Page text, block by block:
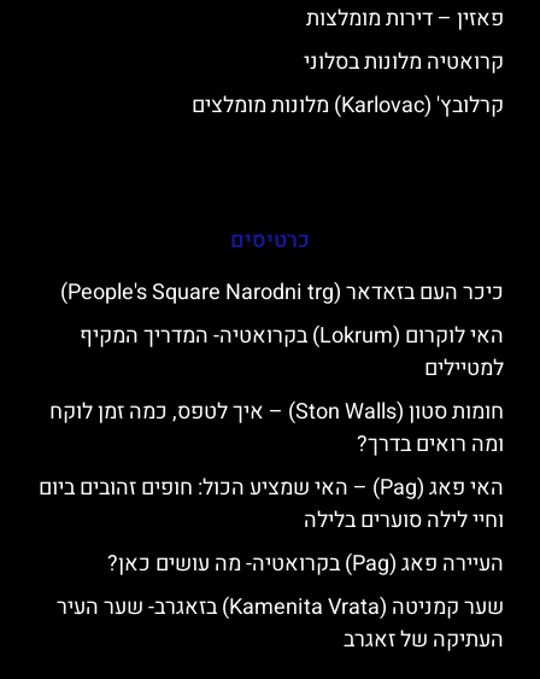
פאזין – דירות מומלצות
קרואטיה מלונות בסלוני
קרלובץ' (Karlovac) מלונות מומלצים
כרטיסים
כיכר העם בזאדאר (People's Square Narodni trg)
האי לוקרום (Lokrum) בקרואטיה- המדריך המקיף
למטיילים
חומות סטון (Ston Walls) – איך לטפס, כמה זמן לוקח
ומה רואים בדרך?
האי פאג (Pag) – האי שמציע הכול: חופים זהובים ביום
וחיי לילה סוערים בלילה
העיירה פאג (Pag) בקרואטיה- מה עושים כאן?
שער קמניטה (Kamenita Vrata) בזאגרב- שער העיר
העתיקה של זאגרב